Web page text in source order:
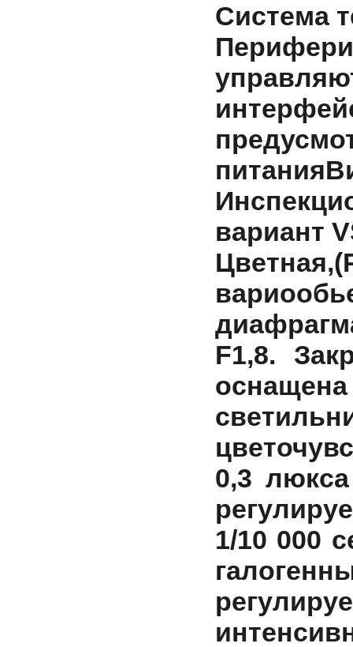
Система
питания
вариант
F1,8.
0,3
1/10 000